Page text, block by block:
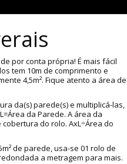
por conta própria! É mais fácil
tem 10m de comprimento e
4,5m². Fique atento a área de
da(s) parede(s) e multiplicá-las,
da Parede. A área da
do rolo. AxL÷Área do
de parede, usa-se 01 rolo de
a metragem para mais.